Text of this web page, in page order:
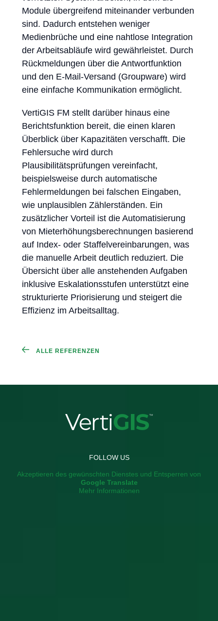
Module übergreifend miteinander verbunden
sind. Dadurch entstehen weniger
Medienbrüche und eine nahtlose Integration
der Arbeitsabläufe wird gewährleistet. Durch
Rückmeldungen über die Antwortfunktion
und den E-Mail-Versand (Groupware) wird
eine einfache Kommunikation ermöglicht.
VertiGIS FM stellt darüber hinaus eine
Berichtsfunktion bereit, die einen klaren
Überblick über Kapazitäten verschafft. Die
Fehlersuche wird durch
Plausibilitätsprüfungen vereinfacht,
beispielsweise durch automatische
Fehlermeldungen bei falschen Eingaben,
wie unplausiblen Zählerständen. Ein
zusätzlicher Vorteil ist die Automatisierung
von Mieterhöhungsberechnungen basierend
auf Index- oder Staffelvereinbarungen, was
die manuelle Arbeit deutlich reduziert. Die
Übersicht über alle anstehenden Aufgaben
inklusive Eskalationsstufen unterstützt eine
strukturierte Priorisierung und steigert die
Effizienz im Arbeitsalltag.
ALLE REFERENZEN
FOLLOW US
Akzeptieren des gewünschten Dienstes und Entsperren von
Google Translate
Mehr Informationen